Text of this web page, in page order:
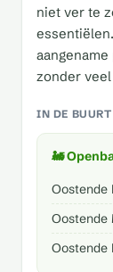
niet ver te
zonder veel
IN DE BUURT
🚂
Oostende
Oostende
Oostende